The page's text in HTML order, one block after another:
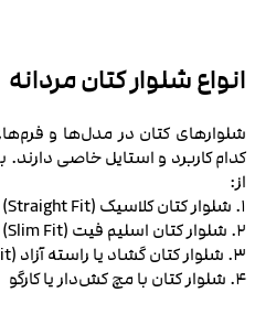
انواع شلوار کتان مردانه
شلوارهای کتان در مدل‌ها و
کدام کاربرد و استایل خاصی دارند.
از:
1. شلوار کتان کلاسیک (Straight Fit)
2. شلوار کتان اسلیم فیت (Slim Fit)
3. شلوار کتان گشاد یا راسته آزاد (Loose Fit)
4. شلوار کتان با مچ کش‌دار یا کارگو